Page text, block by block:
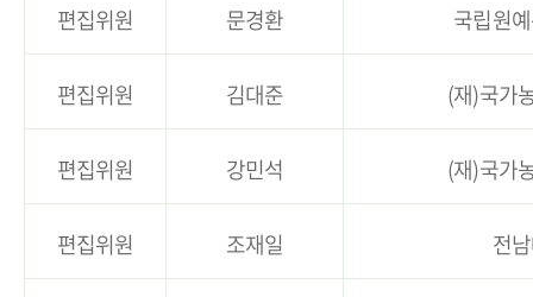
편집위원 문경환 국립원
편집위원 김대준 (재)국가
편집위원 강민석 (재)국가
편집위원 조재일 전